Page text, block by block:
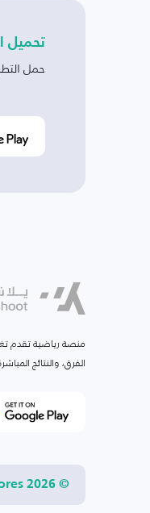
تحميل
حمل
منصة رياضية تقدم
الفرق، والنتائج
© 2026 YSscores. جميع الحقوق محفوظة.